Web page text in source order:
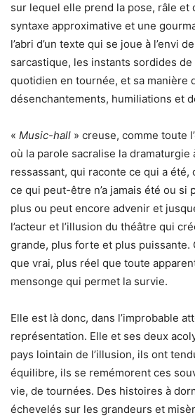
sur lequel elle prend la pose, râle et
syntaxe approximative et une
l’abri d’un texte qui se joue à l’envi
sarcastique, les instants sordides
quotidien en tournée, et sa manière
désenchantements, humiliations et
« Music-hall » creuse, comme toute
où la parole sacralise la dramaturgie
ressassant, qui raconte ce qui a été,
ce qui peut-être n’a jamais été ou si
plus ou peut encore advenir et
l’acteur et l’illusion du théâtre qui
grande, plus forte et plus puissante.
que vrai, plus réel que toute
mensonge qui permet la survie.
Elle est là donc, dans l’improbable
représentation. Elle et ses deux
pays lointain de l’illusion, ils ont
équilibre, ils se remémorent ces
vie, de tournées. Des histoires à
échevelés sur les grandeurs et